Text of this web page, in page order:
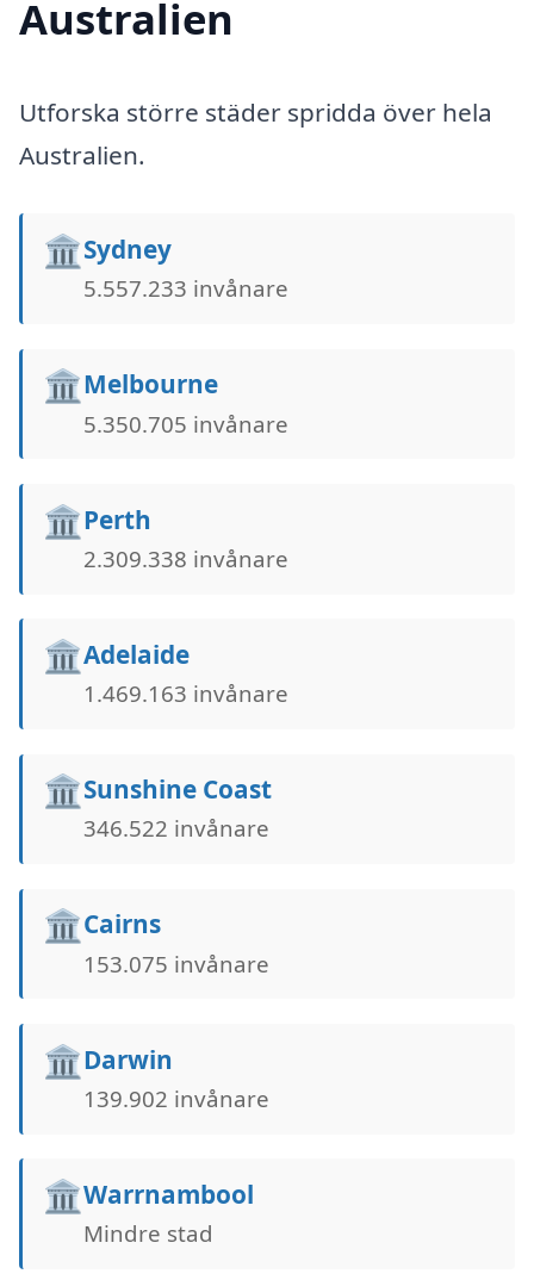
Australien
Utforska större städer spridda över hela
Australien.
🏛️Sydney
5.557.233 invånare
🏛️Melbourne
5.350.705 invånare
🏛️Perth
2.309.338 invånare
🏛️Adelaide
1.469.163 invånare
🏛️Sunshine Coast
346.522 invånare
🏛️Cairns
153.075 invånare
🏛️Darwin
139.902 invånare
🏛️Warrnambool
Mindre stad